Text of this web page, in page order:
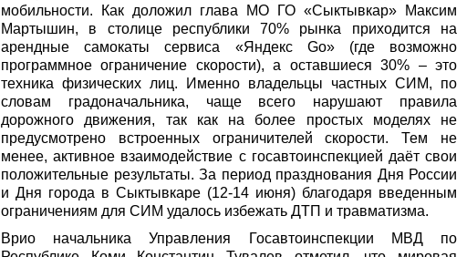
мобильности. Как доложил глава МО ГО «Сыктывкар» Максим
Мартышин, в столице республики 70% рынка приходится на
арендные самокаты сервиса «Яндекс Go» (где возможно
программное ограничение скорости), а оставшиеся 30% – это
техника физических лиц. Именно владельцы частных СИМ, по
словам градоначальника, чаще всего нарушают правила
дорожного движения, так как на более простых моделях не
предусмотрено встроенных ограничителей скорости. Тем не
менее, активное взаимодействие с госавтоинспекцией даёт свои
положительные результаты. За период празднования Дня России
и Дня города в Сыктывкаре (12-14 июня) благодаря введенным
ограничениям для СИМ удалось избежать ДТП и травматизма.
Врио начальника Управления Госавтоинспекции МВД по